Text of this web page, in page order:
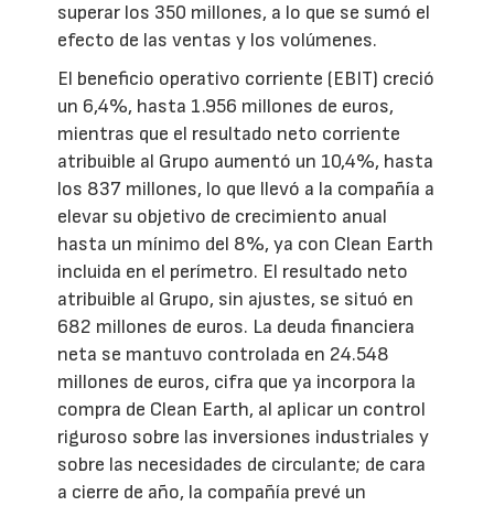
superar los 350 millones, a lo que se sumó el
efecto de las ventas y los volúmenes.
El beneficio operativo corriente (EBIT) creció
un 6,4%, hasta 1.956 millones de euros,
mientras que el resultado neto corriente
atribuible al Grupo aumentó un 10,4%, hasta
los 837 millones, lo que llevó a la compañía a
elevar su objetivo de crecimiento anual
hasta un mínimo del 8%, ya con Clean Earth
incluida en el perímetro. El resultado neto
atribuible al Grupo, sin ajustes, se situó en
682 millones de euros. La deuda financiera
neta se mantuvo controlada en 24.548
millones de euros, cifra que ya incorpora la
compra de Clean Earth, al aplicar un control
riguroso sobre las inversiones industriales y
sobre las necesidades de circulante; de cara
a cierre de año, la compañía prevé un